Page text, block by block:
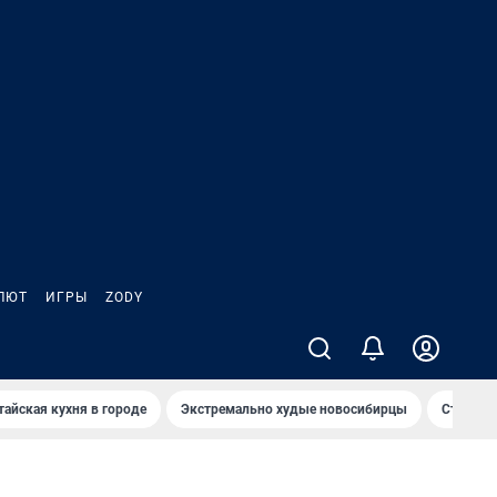
ИГРЫ ZODY
кухня в городе Экстремально худые новосибирцы Старт